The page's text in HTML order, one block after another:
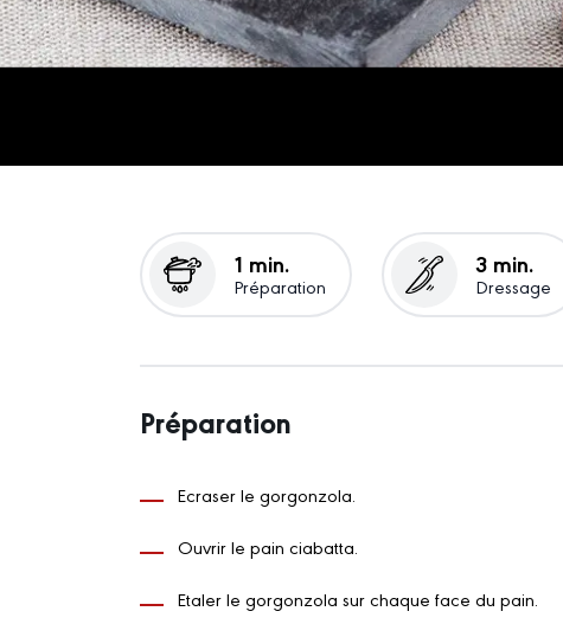
1 min.
Préparation
3 min.
Dressage
Préparation
Ecraser le gorgonzola.
Ouvrir le pain ciabatta.
Etaler le gorgonzola sur chaque face du pain.